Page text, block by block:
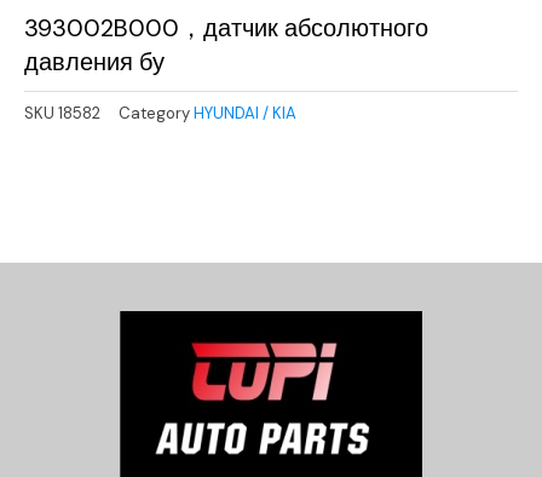
393002B000，датчик абсолютного
давления бу
SKU 18582 CategoryHYUNDAI / KIA